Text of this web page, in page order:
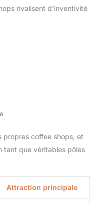
rivalisent d’inventivité
propres coffee shops, et
tant que véritables pôles
Attraction principale